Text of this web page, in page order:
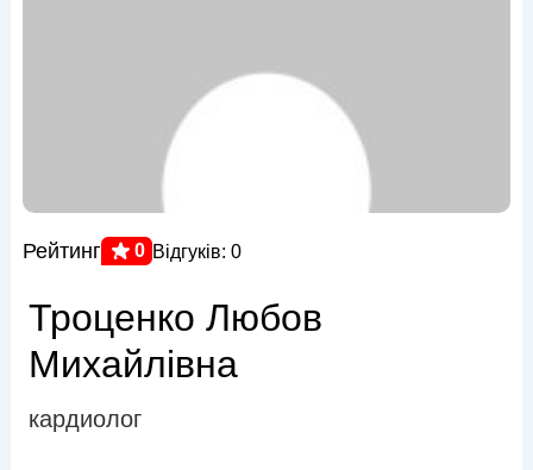
Рейтинг 0 Відгуків: 0
Троценко Любов
Михайлівна
кардиолог